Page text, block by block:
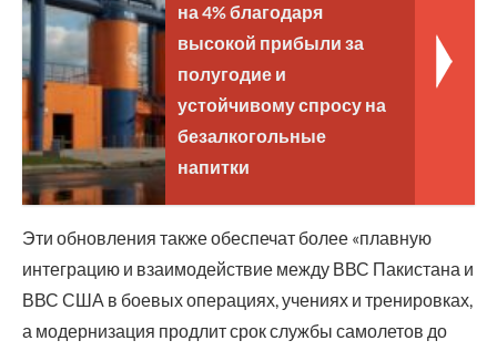
на 4% благодаря
высокой прибыли за
полугодие и
устойчивому спросу на
безалкогольные
напитки
Эти обновления также обеспечат более «плавную
интеграцию и взаимодействие между ВВС Пакистана и
ВВС США в боевых операциях, учениях и тренировках,
а модернизация продлит срок службы самолетов до